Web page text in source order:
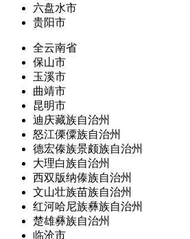
六盘水市
贵阳市
全云南省
保山市
玉溪市
曲靖市
昆明市
迪庆藏族自治州
怒江傈僳族自治州
德宏傣族景颇族自治州
大理白族自治州
西双版纳傣族自治州
文山壮族苗族自治州
红河哈尼族彝族自治州
楚雄彝族自治州
临沧市